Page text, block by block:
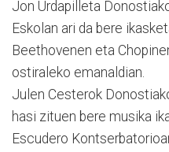
Jon Urdapilleta
Eskolan ari da bere
Beethovenen eta
ostiraleko emanaldian.
Julen Cesterok
hasi zituen bere musika
Escudero